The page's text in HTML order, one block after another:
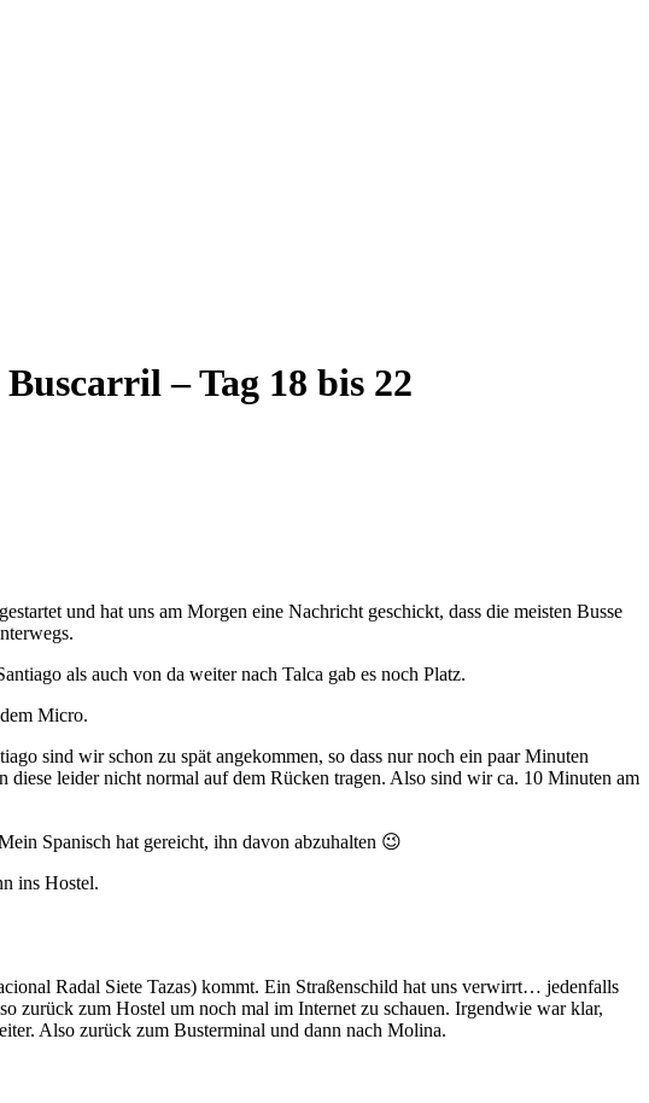
– Tag 18 bis 22
und hat uns am Morgen eine Nachricht geschickt, dass die meisten Busse
als auch von da weiter nach Talca gab es noch Platz.
Micro.
sind wir schon zu spät angekommen, so dass nur noch ein paar Minuten
diese leider nicht normal auf dem Rücken tragen. Also sind wir ca. 10 Minuten am
Spanisch hat gereicht, ihn davon abzuhalten 😉
ins Hostel.
Radal Siete Tazas) kommt. Ein Straßenschild hat uns verwirrt… jedenfalls
zurück zum Hostel um noch mal im Internet zu schauen. Irgendwie war klar,
Also zurück zum Busterminal und dann nach Molina.